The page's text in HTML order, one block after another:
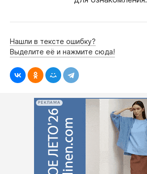
Нашли в тексте ошибку?
Выделите её и нажмите сюда!
РЕКЛАМА